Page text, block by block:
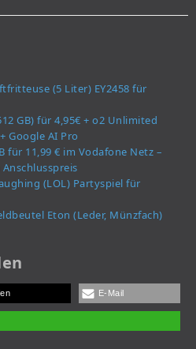
(5 Liter) EY2458 für
GB) für 4,95€ + o2 Unlimited
Google AI Pro
für 11,99 € im Vodafone Netz –
(LOL) Partyspiel für
Eton (Leder, Münzfach)
E-Mail